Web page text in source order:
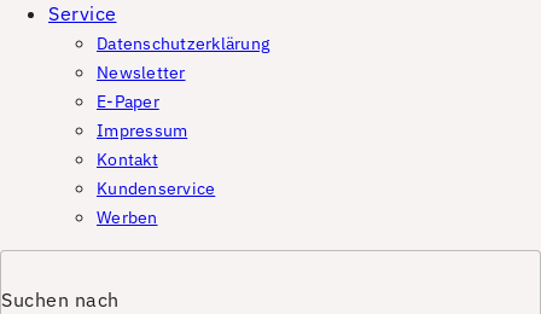
Service
Datenschutzerklärung
Newsletter
E-Paper
Impressum
Kontakt
Kundenservice
Werben
Suchen nach